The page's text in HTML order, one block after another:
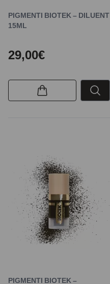
PIGMENTI BIOTEK – DILUENT
15ML
29,00€
PIGMENTI BIOTEK –